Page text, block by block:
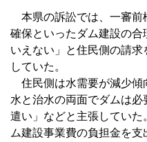
本県の訴訟では、一審前
確保といったダム建設の
いえない」と住民側の請
していた。
住民側は水需要が減少傾
水と治水の両面でダムは
遣い」などと主張してい
ム建設事業費の負担金を